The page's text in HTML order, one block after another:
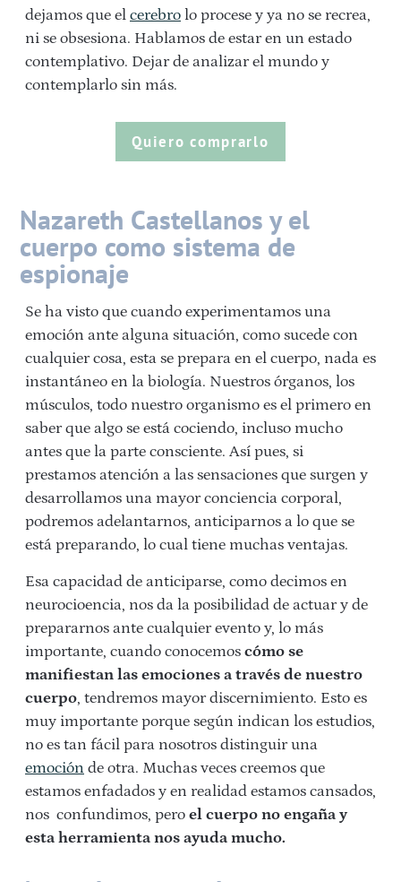
dejamos que el cerebro lo procese y ya no se recrea,
ni se obsesiona. Hablamos de estar en un estado
contemplativo. Dejar de analizar el mundo y
contemplarlo sin más.
Quiero comprarlo
Nazareth Castellanos y el
cuerpo como sistema de
espionaje
Se ha visto que cuando experimentamos una
emoción ante alguna situación, como sucede con
cualquier cosa, esta se prepara en el cuerpo, nada es
instantáneo en la biología. Nuestros órganos, los
músculos, todo nuestro organismo es el primero en
saber que algo se está cociendo, incluso mucho
antes que la parte consciente. Así pues, si
prestamos atención a las sensaciones que surgen y
desarrollamos una mayor conciencia corporal,
podremos adelantarnos, anticiparnos a lo que se
está preparando, lo cual tiene muchas ventajas.
Esa capacidad de anticiparse, como decimos en
neurocioencia, nos da la posibilidad de actuar y de
prepararnos ante cualquier evento y, lo más
importante, cuando conocemos cómo se
manifiestan las emociones a través de nuestro
cuerpo, tendremos mayor discernimiento. Esto es
muy importante porque según indican los estudios,
no es tan fácil para nosotros distinguir una
emoción de otra. Muchas veces creemos que
estamos enfadados y en realidad estamos cansados,
nos confundimos, pero el cuerpo no engaña y
esta herramienta nos ayuda mucho.